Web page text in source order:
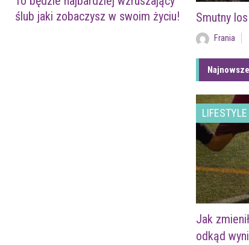
ślub jaki zobaczysz w swoim życiu!
Smutny
Frania
LIFESTYLE
Jak
odkąd